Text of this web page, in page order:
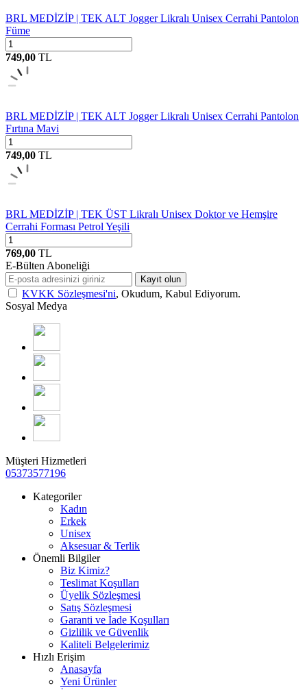
BRL MEDİZİP | TEK ALT Jogger Likralı Unisex Cerrahi Pantolon
Füme
749,00 TL
BRL MEDİZİP | TEK ALT Jogger Likralı Unisex Cerrahi Pantolon
Fırtına Mavi
749,00 TL
BRL MEDİZİP | TEK ÜST Likralı Unisex Doktor ve Hemşire
Cerrahi Forması Petrol Yeşili
769,00 TL
E-Bülten Aboneliği
Kayıt olun
KVKK Sözleşmesi'ni, Okudum, Kabul Ediyorum.
Sosyal Medya
Müşteri Hizmetleri
05373577196
Kategoriler
Kadın
Erkek
Unisex
Aksesuar & Terlik
Önemli Bilgiler
Biz Kimiz?
Teslimat Koşulları
Üyelik Sözleşmesi
Satış Sözleşmesi
Garanti ve İade Koşulları
Gizlilik ve Güvenlik
Kaliteli Belgelerimiz
Hızlı Erişim
Anasayfa
Yeni Ürünler